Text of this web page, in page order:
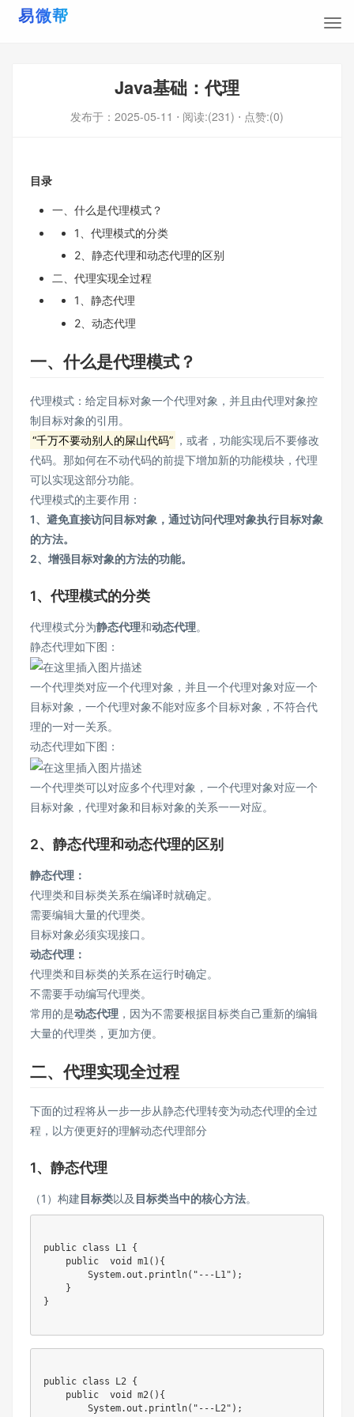
Java基础：代理
发布于： 2025-05-11 ⋅ 阅读:(231) ⋅ 点赞:(0)
目录
一、什么是代理模式？
1、代理模式的分类
2、静态代理和动态代理的区别
二、代理实现全过程
1、静态代理
2、动态代理
一、什么是代理模式？
代理模式：给定目标对象一个代理对象，并且由代理对象控
制目标对象的引用。
“千万不要动别人的屎山代码” ，或者，功能实现后不要修改
代码。那如何在不动代码的前提下增加新的功能模块，代理
可以实现这部分功能。
代理模式的主要作用：
1、避免直接访问目标对象，通过访问代理对象执行目标对象
的方法。
2、增强目标对象的方法的功能。
1、代理模式的分类
代理模式分为静态代理和动态代理。
静态代理如下图：
一个代理类对应一个代理对象，并且一个代理对象对应一个
目标对象，一个代理对象不能对应多个目标对象，不符合代
理的一对一关系。
动态代理如下图：
一个代理类可以对应多个代理对象，一个代理对象对应一个
目标对象，代理对象和目标对象的关系一一对应。
2、静态代理和动态代理的区别
静态代理：
代理类和目标类关系在编译时就确定。
需要编辑大量的代理类。
目标对象必须实现接口。
动态代理：
代理类和目标类的关系在运行时确定。
不需要手动编写代理类。
常用的是动态代理 ，因为不需要根据目标类自己重新的编辑
大量的代理类，更加方便。
二、代理实现全过程
下面的过程将从一步一步从静态代理转变为动态代理的全过
程，以方便更好的理解动态代理部分
1、静态代理
（1）构建 目标类以及 目标类当中的核心方法。
public class L1 {
public
void m1( ) {
System.out . println( "---L1" ) ;
}
}
public class L2 {
public
void m2( ) {
System.out . println( "---L2" ) ;